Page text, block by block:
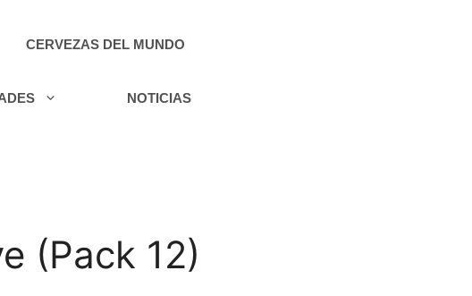
CERVEZAS DEL MUNDO
NOTICIAS
(Pack 12)